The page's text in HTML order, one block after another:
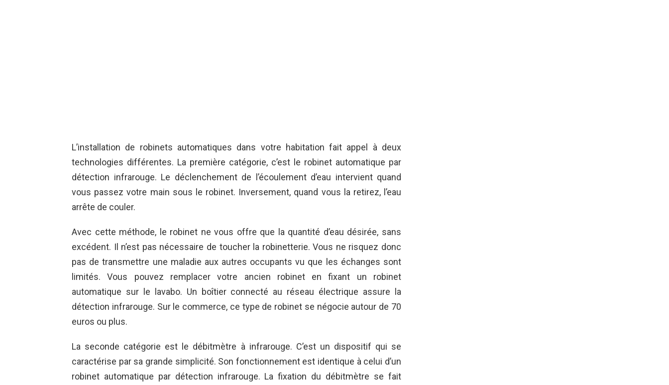
L’installation de robinets automatiques dans votre habitation fait appel à deux
technologies différentes. La première catégorie, c’est le robinet automatique par
détection infrarouge. Le déclenchement de l’écoulement d’eau intervient quand
vous passez votre main sous le robinet. Inversement, quand vous la retirez, l’eau
arrête de couler.
Avec cette méthode, le robinet ne vous offre que la quantité d’eau désirée, sans
excédent. Il n’est pas nécessaire de toucher la robinetterie. Vous ne risquez donc
pas de transmettre une maladie aux autres occupants vu que les échanges sont
limités. Vous pouvez remplacer votre ancien robinet en fixant un robinet
automatique sur le lavabo. Un boîtier connecté au réseau électrique assure la
détection infrarouge. Sur le commerce, ce type de robinet se négocie autour de 70
euros ou plus.
La seconde catégorie est le débitmètre à infrarouge. C’est un dispositif qui se
caractérise par sa grande simplicité. Son fonctionnement est identique à celui d’un
robinet automatique par détection infrarouge. La fixation du débitmètre se fait